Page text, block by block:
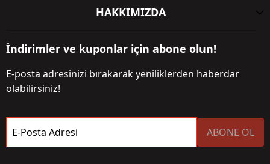
HAKKIMIZDA
İndirimler ve kuponlar için abone olun!
E-posta adresinizi bırakarak yeniliklerden haberdar
olabilirsiniz!
E-Posta Adresi ABONE OL